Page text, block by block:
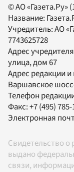
© АО «Газета.Ру»
Название:
Учредитель:АО
7743625728
Адрес
улица, дом 67
Адрес редакции и
Варшавское
Телефон
Факс:+7 (495)
Электронная
Свидетельство
выдано
связи,